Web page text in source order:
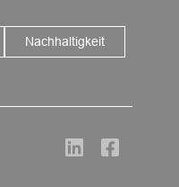
Nachhaltigkeit